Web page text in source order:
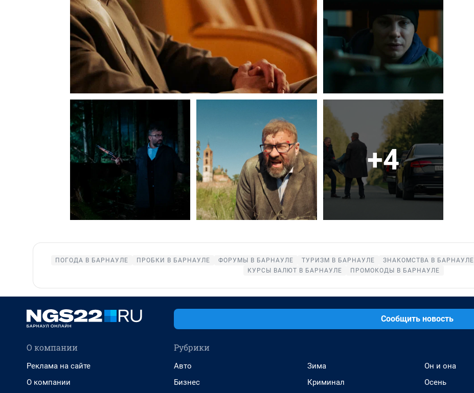
+4
ПОГОДА В БАРНАУЛЕ ПРОБКИ В БАРНАУЛЕ ФОРУМЫ В БАРНАУЛЕ ТУРИЗМ В БАРНАУЛЕ ЗНАКОМСТВА В БАРНАУЛЕ
КУРСЫ ВАЛЮТ В БАРНАУЛЕ
ПРОМОКОДЫ В БАРНАУЛЕ
Сообщить новость
О компании
Реклама на сайте
О компании
Рубрики
Авто
Бизнес
Зима
Криминал
Он и она
Осень